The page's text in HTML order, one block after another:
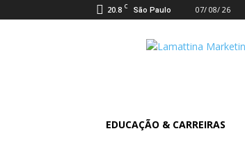
20.8 C São Paulo 07/ 08/ 26
Lamattina
EDUCAÇÃO & CARREIRAS